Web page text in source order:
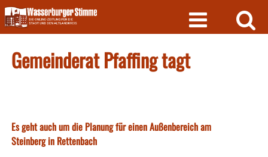
Skip
to
content
Gemeinderat Pfaffing tagt
Es geht auch um die Planung für einen Außenbereich am
Steinberg in Rettenbach